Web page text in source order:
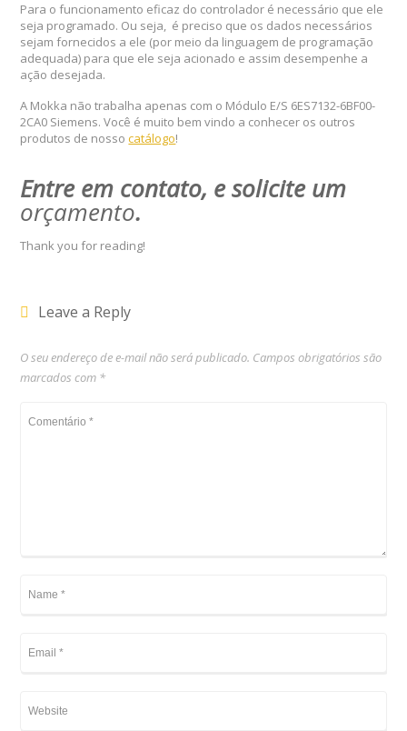
Para o funcionamento eficaz do controlador é necessário que ele
seja programado. Ou seja, é preciso que os dados necessários
sejam fornecidos a ele (por meio da linguagem de programação
adequada) para que ele seja acionado e assim desempenhe a
ação desejada.
A Mokka não trabalha apenas com o Módulo E/S 6ES7132-6BF00-
2CA0 Siemens. Você é muito bem vindo a conhecer os outros
produtos de nossocatálogo!
Entre em contato, e solicite um
orçamento.
Thank you for reading!
Leave a Reply
O seu endereço de e-mail não será publicado. Campos obrigatórios são
marcados com *